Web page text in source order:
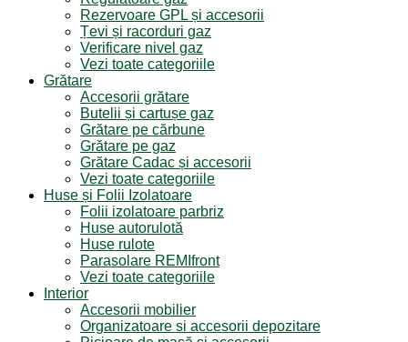
Rezervoare GPL și accesorii
Țevi și racorduri gaz
Verificare nivel gaz
Vezi toate categoriile
Grătare
Accesorii grătare
Butelii și cartușe gaz
Grătare pe cărbune
Grătare pe gaz
Grătare Cadac și accesorii
Vezi toate categoriile
Huse și Folii Izolatoare
Folii izolatoare parbriz
Huse autorulotă
Huse rulote
Parasolare REMIfront
Vezi toate categoriile
Interior
Accesorii mobilier
Organizatoare si accesorii depozitare